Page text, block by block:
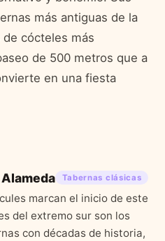
más antiguas de la
cócteles más
de 500 metros que a
en una fiesta
Tabernas clásicas
marcan el inicio de este
del extremo sur son los
con décadas de historia,